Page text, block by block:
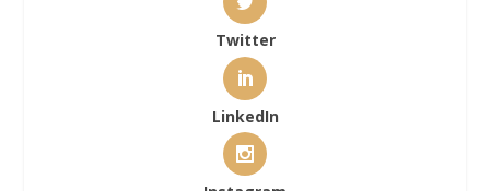
Twitter
LinkedIn